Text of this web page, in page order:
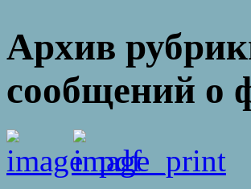
Архив
сообщений о